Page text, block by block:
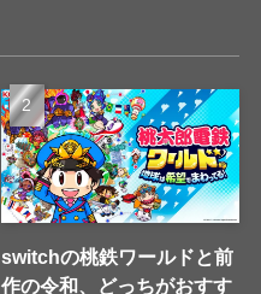
switchの桃鉄ワールドと前
作の令和、どっちがおすす